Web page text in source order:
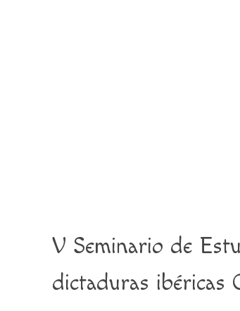
V Seminario de
dictaduras ibéricas